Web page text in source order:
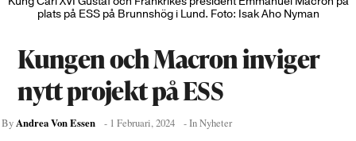
plats på ESS på Brunnshög i Lund. Foto: Isak Aho Nyman
Kungen och Macron inviger
nytt projekt på ESS
ByAndrea Von Essen - 1 Februari, 2024 - InNyheter